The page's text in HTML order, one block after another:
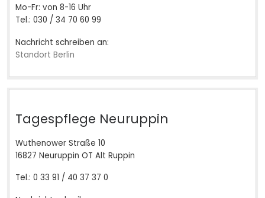
Mo-Fr: von 8-16 Uhr
Tel.: 030 / 34 70 60 99
Nachricht schreiben an:
Standort Berlin
Tagespflege Neuruppin
Wuthenower Straße 10
16827 Neuruppin OT Alt Ruppin
Tel.: 0 33 91 / 40 37 37 0